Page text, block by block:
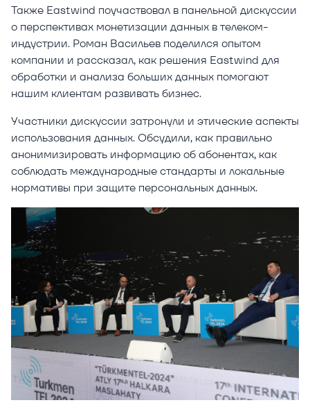
Также Eastwind поучаствовал в панельной дискуссии
о перспективах монетизации данных в телеком-
индустрии. Роман Васильев поделился опытом
компании и рассказал, как решения Eastwind для
обработки и анализа больших данных помогают
нашим клиентам развивать бизнес.
Участники дискуссии затронули и этические аспекты
использования данных. Обсудили, как правильно
анонимизировать информацию об абонентах, как
соблюдать международные стандарты и локальные
нормативы при защите персональных данных.